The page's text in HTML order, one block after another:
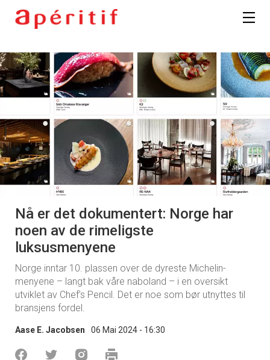
Nå er det dokumentert: Norge har
noen av de rimeligste
luksusmenyene
Norge inntar 10. plassen over de dyreste Michelin-
menyene – langt bak våre naboland – i en oversikt
utviklet av Chef’s Pencil. Det er noe som bør utnyttes til
bransjens fordel.
Aase E. Jacobsen 06 Mai 2024 - 16:30